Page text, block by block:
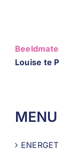
Louise te
MENU